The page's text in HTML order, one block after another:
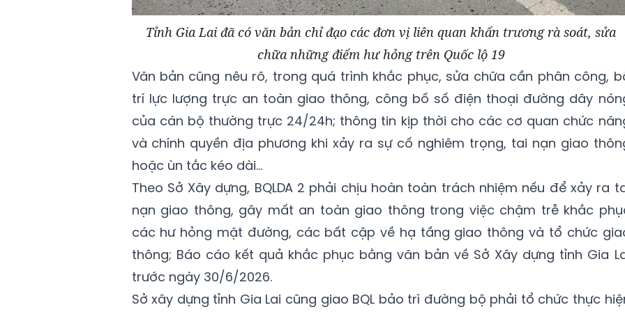
Tỉnh Gia Lai đã có văn bản chỉ đạo các đơn vị liên quan khẩn trương rà soát, sửa
chữa những điểm hư hỏng trên Quốc lộ 19
Văn bản cũng nêu rõ, trong quá trình khắc phục, sửa chữa cần phân công,
trí lực lượng trực an toàn giao thông, công bố số điện thoại đường dây
của cán bộ thường trực 24/24h; thông tin kịp thời cho các cơ quan chức
và chính quyền địa phương khi xảy ra sự cố nghiêm trọng, tai nạn giao
hoặc ùn tắc kéo dài...
Theo Sở Xây dựng, BQLDA 2 phải chịu hoàn toàn trách nhiệm nếu để xảy ra
nạn giao thông, gây mất an toàn giao thông trong việc chậm trễ khắc
các hư hỏng mặt đường, các bất cập về hạ tầng giao thông và tổ chức
thông; Báo cáo kết quả khắc phục bằng văn bản về Sở Xây dựng tỉnh Gia
trước ngày 30/6/2026.
Sở xây dựng tỉnh Gia Lai cũng giao BQL bảo trì đường bộ phải tổ chức thực